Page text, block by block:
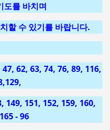
도를 바치며
할 수 있기를 바랍니다.
62, 63, 74, 76, 89, 116,
149, 151, 152, 159, 160,
- 96